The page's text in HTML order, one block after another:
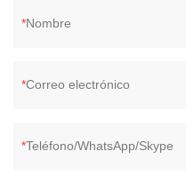
Nombre
Correo electrónico
Teléfono/WhatsApp/Skype